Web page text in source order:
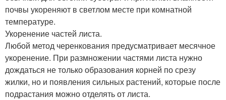
почвы укореняют в светлом месте при комнатной
температуре.
Укоренение частей листа.
Любой метод черенкования предусматривает месячное
укоренение. При размножении частями листа нужно
дождаться не только образования корней по срезу
жилки, но и появления сильных растений, которые после
подрастания можно отделять от листа.